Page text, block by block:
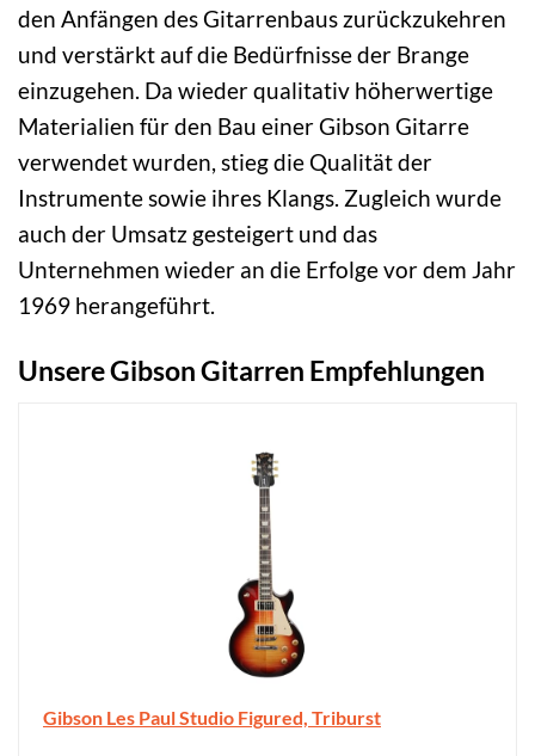
den Anfängen des Gitarrenbaus zurückzukehren
und verstärkt auf die Bedürfnisse der Brange
einzugehen. Da wieder qualitativ höherwertige
Materialien für den Bau einer Gibson Gitarre
verwendet wurden, stieg die Qualität der
Instrumente sowie ihres Klangs. Zugleich wurde
auch der Umsatz gesteigert und das
Unternehmen wieder an die Erfolge vor dem Jahr
1969 herangeführt.
Unsere Gibson Gitarren Empfehlungen
Gibson Les Paul Studio Figured, Triburst